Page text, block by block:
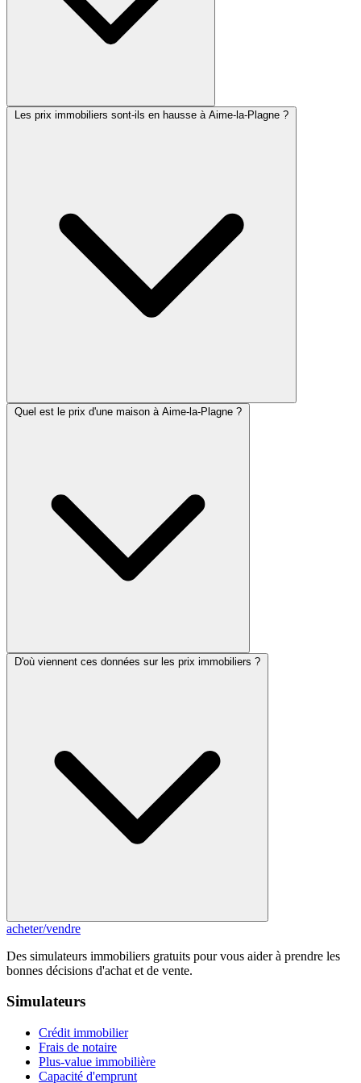
Les prix immobiliers sont-ils en hausse à Aime-la-Plagne ?
Quel est le prix d'une maison à Aime-la-Plagne ?
D'où viennent ces données sur les prix immobiliers ?
acheter/vendre
Des simulateurs immobiliers gratuits pour vous aider à prendre les
bonnes décisions d'achat et de vente.
Simulateurs
Crédit immobilier
Frais de notaire
Plus-value immobilière
Capacité d'emprunt